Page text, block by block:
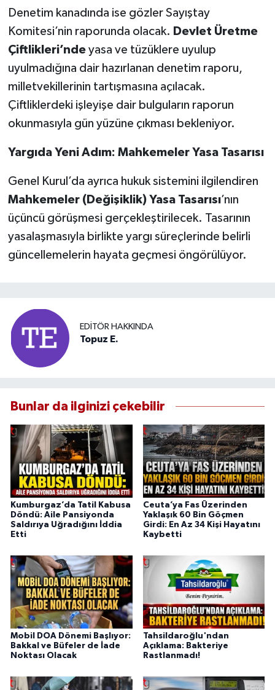
Denetim kanadında ise gözler Sayıştay
Komitesi’nin raporunda olacak. Devlet Üretme
Çiftlikleri’ndeyasa ve tüzüklere uyulup
uyulmadığına dair hazırlanan denetim raporu,
milletvekillerinin tartışmasına açılacak.
Çiftliklerdeki işleyişe dair bulguların raporun
okunmasıyla gün yüzüne çıkması bekleniyor.
Yargıda Yeni Adım: Mahkemeler Yasa Tasarısı
Genel Kurul’da ayrıca hukuk sistemini ilgilendiren
Mahkemeler (Değişiklik) Yasa Tasarısı’nın
üçüncü görüşmesi gerçekleştirilecek. Tasarının
yasalaşmasıyla birlikte yargı süreçlerinde belirli
güncellemelerin hayata geçmesi öngörülüyor.
EDITÖR HAKKINDA
Topuz E.
Bunlar da ilginizi çekebilir
Kumburgaz’da Tatil Kabusa
Döndü: Aile Pansiyonda
Saldırıya Uğradığını İddia
Etti
Ceuta’ya Fas Üzerinden
Yaklaşık 60 Bin Göçmen
Girdi: En Az 34 Kişi Hayatını
Kaybetti
Mobil DOA Dönemi Başlıyor:
Bakkal ve Büfeler de İade
Noktası Olacak
Tahsildaroğlu'ndan
Açıklama: Bakteriye
Rastlanmadı!